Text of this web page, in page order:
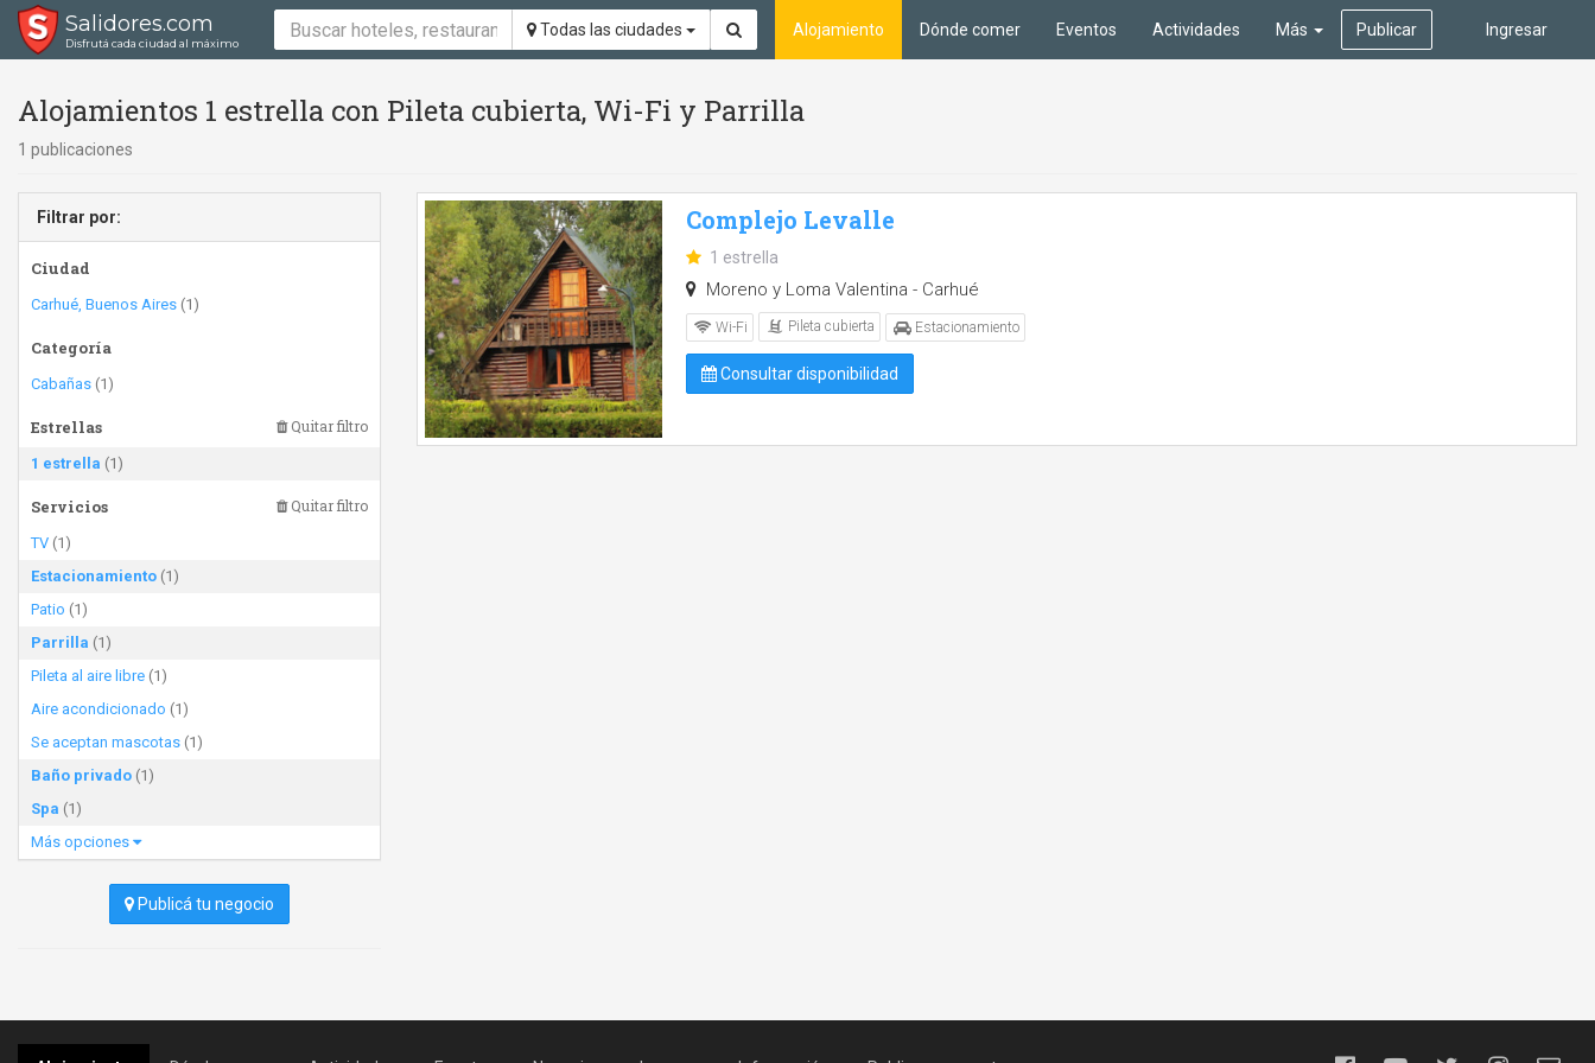
Salidores.com
Disfrutá cada ciudad al máximo
Todas las ciudades Ingresar
Alojamiento Dónde comer Eventos Actividades Más Publicar
Alojamientos 1 estrella con Pileta cubierta, Wi-Fi y Parrilla
1 publicaciones
Filtrar por:
Ciudad
Carhué, Buenos Aires (1)
Categoría
Cabañas (1)
Estrellas Quitar filtro
1 estrella (1)
Servicios Quitar filtro
TV (1)
Estacionamiento (1)
Patio (1)
Parrilla (1)
Pileta al aire libre (1)
Aire acondicionado (1)
Se aceptan mascotas (1)
Baño privado (1)
Spa (1)
Más opciones
Publicá tu negocio
Complejo Levalle
1 estrella
Moreno y Loma Valentina - Carhué
Wi-Fi Pileta cubierta Estacionamiento
Consultar disponibilidad